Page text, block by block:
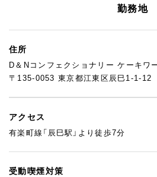
勤務地
住所
D＆Nコンフェクショナリー ケーキワ
〒135-0053 東京都江東区辰巳1-1-12
アクセス
有楽町線「辰巳駅」より徒歩7分
受動喫煙対策